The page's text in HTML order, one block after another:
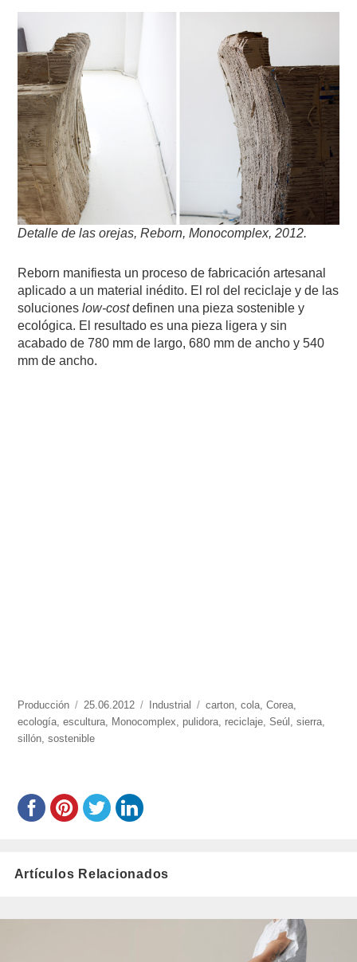
Detalle de las orejas, Reborn, Monocomplex, 2012.
Reborn manifiesta un proceso de fabricación artesanal
aplicado a un material inédito. El rol del reciclaje y de las
solucioneslow-costdefinen una pieza sostenible y
ecológica. El resultado es una pieza ligera y sin
acabado de 780 mm de largo, 680 mm de ancho y 540
mm de ancho.
https://www.experimenta.es/author/produccion/
Producción
Publicado
el
25.06.2012 Categorías
Industrial Etiquetas
carton ,cola ,Corea
ecología ,escultura Monocomplex pulidora reciclaje ,Seúl ,sierra
sillón ,sostenible
Artículos Relacionados